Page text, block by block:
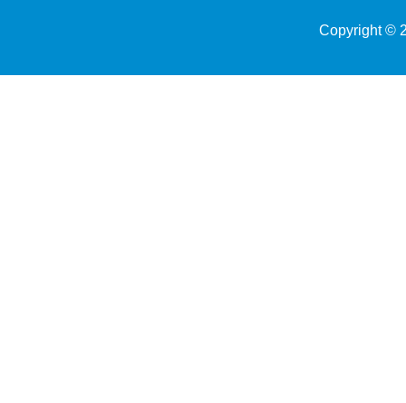
Copyright ©